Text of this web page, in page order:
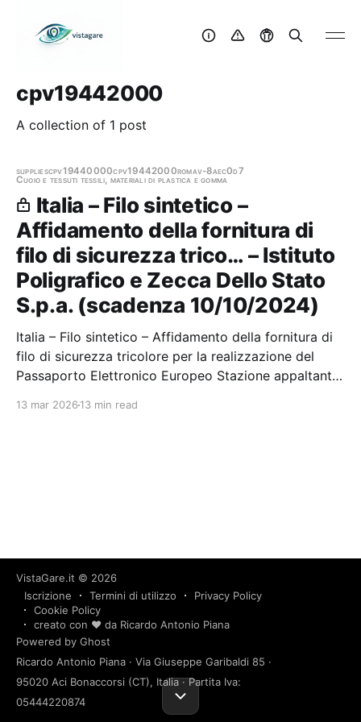
cpv19442000
A collection of 1 post
suppliescpv19440000cpv19442000romav-8aec0d7
Cuoio e tessuti tessili, materiali di plastica e gomma
Italia – Filo sintetico –
Affidamento della fornitura di
filo di sicurezza trico… – Istituto
Poligrafico e Zecca Dello Stato
S.p.a. (scadenza 10/10/2024)
Italia – Filo sintetico – Affidamento della fornitura di
filo di sicurezza tricolore per la realizzazione del
Passaporto Elettronico Europeo Stazione appaltante:
13 mar 2026 13 min read
VistaGare.it © 2026
Iscrizione
Termini di utilizzo
Privacy Policy
Cookie Policy
creato con ❤️ da Ricardo Antonio Piana
Powered by Ghost
Ricardo Antonio Piana · Via Giuseppe Garibaldi 85 ·
95020 Aci Bonaccorsi (CT), Italia · Partita Iva:
05444220874